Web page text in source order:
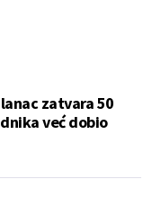
zatvara 50
već dobio